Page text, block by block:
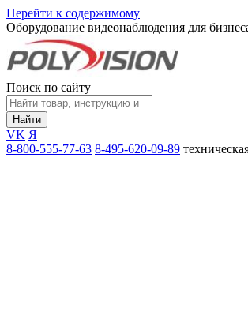
Перейти к содержимому
Оборудование видеонаблюдения для
Поиск по сайту
Найти
VK Я
8-800-555-77-63 8-495-620-09-89